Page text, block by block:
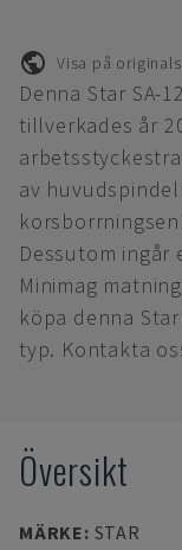
Visa på
Denna Star SA-
tillverkades år
av
Dessutom ingår
Minimag
köpa denna
typ. Kontakta
Översikt
MÄRKE: STAR